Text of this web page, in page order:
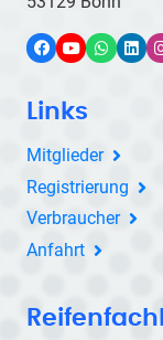
FacebookYouTube
Links
Mitglieder
Registrierung
Verbraucher
Anfahrt